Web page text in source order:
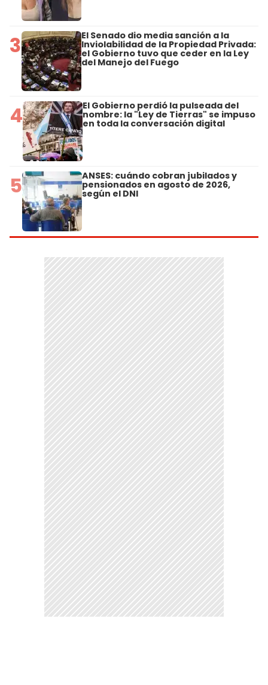
3 El Senado dio media sanción a la
Inviolabilidad de la Propiedad Privada:
el Gobierno tuvo que ceder en la Ley
del Manejo del Fuego
4 El Gobierno perdió la pulseada del
nombre: la "Ley de Tierras" se impuso
en toda la conversación digital
5 ANSES: cuándo cobran jubilados y
pensionados en agosto de 2026,
según el DNI